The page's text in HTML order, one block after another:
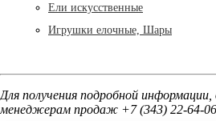
Ели искусственные
Игрушки елочные, Шары
Для получения подробной
менеджерам продаж +7 (343) 22-64-